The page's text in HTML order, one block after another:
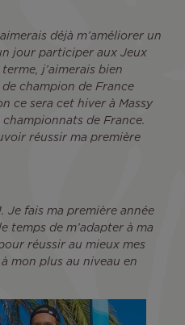
déjà m’améliorer un
jour participer aux Jeux
j’aimerais bien
champion de France
ce sera cet hiver à Massy
de France.
réussir ma première
Je fais ma première année
temps de m’adapter à ma
réussir au mieux mes
mon plus au niveau en